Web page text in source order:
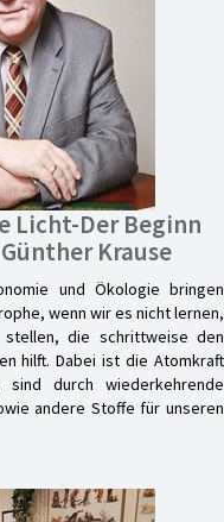
Licht-Der Beginn
Krause
und Ökologie bringen
wenn wir es nicht lernen,
die schrittweise den
hilft. Dabei ist die Atomkraft
durch wiederkehrende
andere Stoffe für unseren